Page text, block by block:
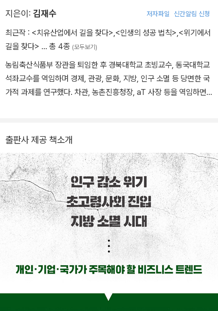
지은이: 김재수 저자파일 신간알림 신청
최근작 : <치유산업에서 길을 찾다> <인생의 성공 법칙> <위기에서
길을 찾다> … 총 4종 (모두보기)
농림축산식품부 장관을 퇴임한 후 경북대학교 초빙교수, 동국대학교
석좌교수를 역임하며 경제, 관광, 문화, 지방, 인구 소멸 등 당면한 국
가적 과제를 연구했다. 차관, 농촌진흥청장, aT 사장 등을 역임하면
석사), 중앙대학교(경제학 박사)를 졸업했다. 우리나라 산업의 글로
벌 비전과 문화적 경쟁력이 중요하다. 웰니스(Wellness)를 지향하는
글로벌 트렌드와 국제적 위상, 그리고 국내 산업의 특성을 반영해 ‘치
유산업’의 역점 추진이 필요하다. 이미 웰니스관광, 치유농업, 산림치
유, 해양치유, 정원치유, 치유음식, 심리치유, 음악, 미술, 영상 등 매
체치유가 시작됐다. 한국의 많은 산과 강, 그리고 바다와 자연은 세계
에서 보기 드문 치유자원이다. 한국의 치유자원에 첨단 과학기술과
문화적 경쟁력을 융복합하면 국제적 우위를 가지는 치유산업이 될 것
이다. 치유산업은 지방이 경쟁력을 가진다. 치유산업을 잘 발전시켜
지방 경제를 활성화하고 지방 소멸이라는 국가적 위기를 극복해야 한
출판사 제공 책소개